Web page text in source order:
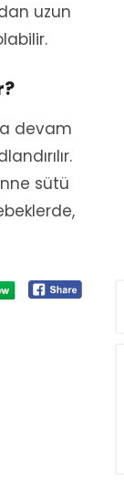
uzun
devam
sütü